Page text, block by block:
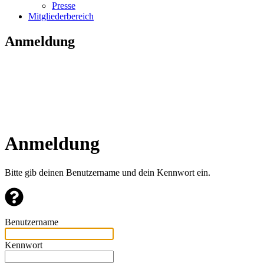
Presse
Mitgliederbereich
Anmeldung
Anmeldung
Bitte gib deinen Benutzername und dein Kennwort ein.
Benutzername
Kennwort